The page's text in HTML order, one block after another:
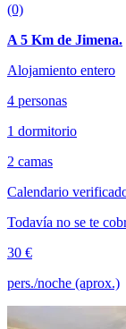
(0)
A 5 Km de Jimena.
Alojamiento entero
4 personas
1 dormitorio
2 camas
Calendario
Todavía no se te
30 €
pers./noche (aprox.)